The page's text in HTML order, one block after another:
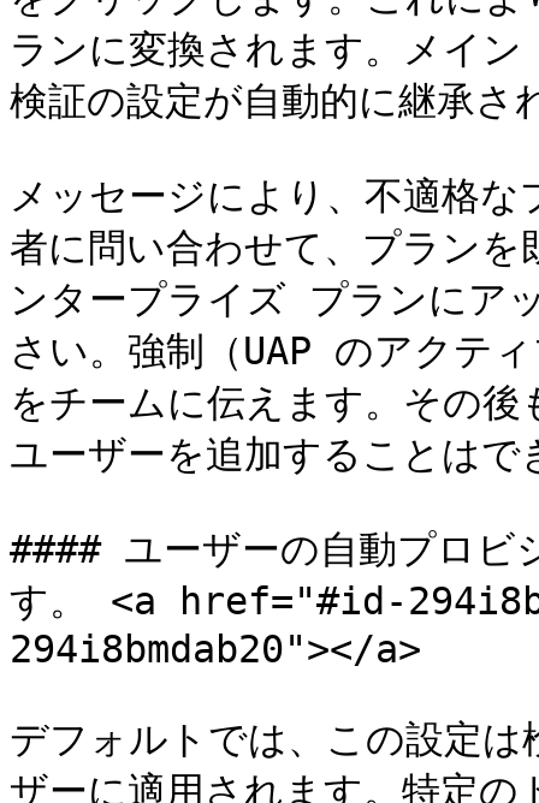
ランに変換されます。メイ
検証の設定が自動的に継承さ
メッセージにより、不適格
者に問い合わせて、プラン
ンタープライズ プランにア
さい。強制（UAP のアクテ
をチームに伝えます。その
ユーザーを追加することはで
#### ユーザーの自動プロビ
す。 <a href="#id-
294i8bmdab20"></a>
デフォルトでは、この設定
ザーに適用されます。特定